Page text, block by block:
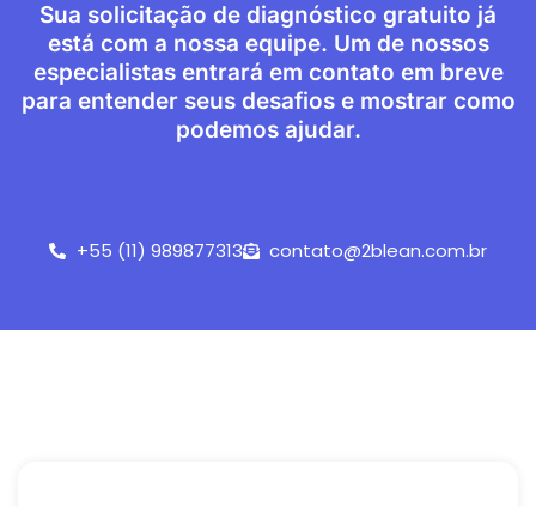
Sua solicitação de diagnóstico gratuito já
está com a nossa equipe. Um de nossos
especialistas entrará em contato em breve
para entender seus desafios e mostrar como
podemos ajudar.
+55 (11) 989877313 contato@2blean.com.br